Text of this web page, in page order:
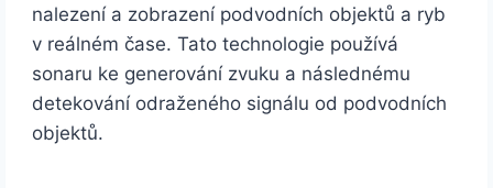
nalezení a zobrazení podvodních objektů a ryb
v reálném čase. Tato technologie používá
sonaru ke generování zvuku a následnému
detekování odraženého signálu od podvodních
objektů.